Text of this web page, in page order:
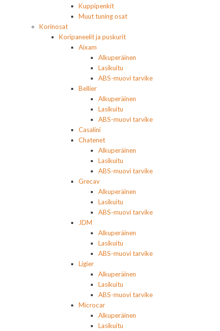
Kuppipenkit
Muut tuning osat
Korinosat
Koripaneelit ja puskurit
Aixam
Alkuperäinen
Lasikuitu
ABS-muovi tarvike
Bellier
Alkuperäinen
Lasikuitu
ABS-muovi tarvike
Casalini
Chatenet
Alkuperäinen
Lasikuitu
ABS-muovi tarvike
Grecav
Alkuperäinen
Lasikuitu
ABS-muovi tarvike
JDM
Alkuperäinen
Lasikuitu
ABS-muovi tarvike
Ligier
Alkuperäinen
Lasikuitu
ABS-muovi tarvike
Microcar
Alkuperäinen
Lasikuitu